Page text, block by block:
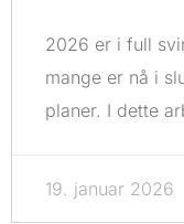
2026 er i full
mange er nå i
planer. I dette
19. januar 2026